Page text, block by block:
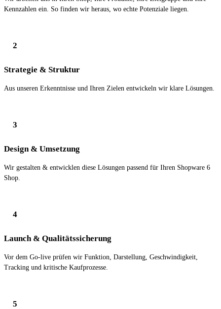
Kennzahlen ein. So finden wir heraus, wo echte Potenziale liegen.
2
Strategie & Struktur
Aus unseren Erkenntnisse und Ihren Zielen entwickeln wir klare Lösungen.
3
Design & Umsetzung
Wir gestalten & entwicklen diese Lösungen passend für Ihren Shopware 6
Shop.
4
Launch & Qualitätssicherung
Vor dem Go-live prüfen wir Funktion, Darstellung, Geschwindigkeit,
Tracking und kritische Kaufprozesse.
5